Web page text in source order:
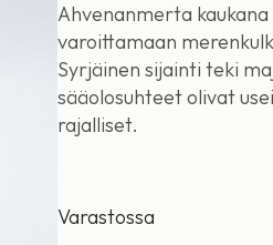
Ahvenanmerta
varoittamaan
Syrjäinen sijainti teki
sääolosuhteet olivat
rajalliset.
Varastossa